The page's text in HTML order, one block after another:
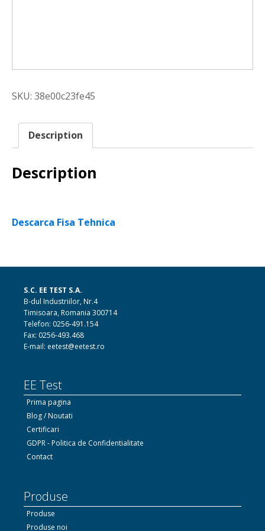
SKU: 38e00c23fe45
Description
Description
Descarca Fisa Tehnica
S.C. EE TEST S.A.
B-dul Industriilor, Nr.4
Timisoara, Romania 300714
Telefon: 0256-491.154
Fax: 0256-493.468
E-mail: eetest@eetest.ro
EE Test
Prima pagina
Blog / Noutati
Certificari
GDPR - Politica de Confidentialitate
Contact
Produse
Produse
Produse noi